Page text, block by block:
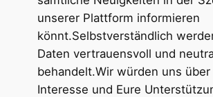
unserer Plattform informieren
könnt.Selbstverständlich
Daten vertrauensvoll und
behandelt.Wir würden uns über
Interesse und Eure